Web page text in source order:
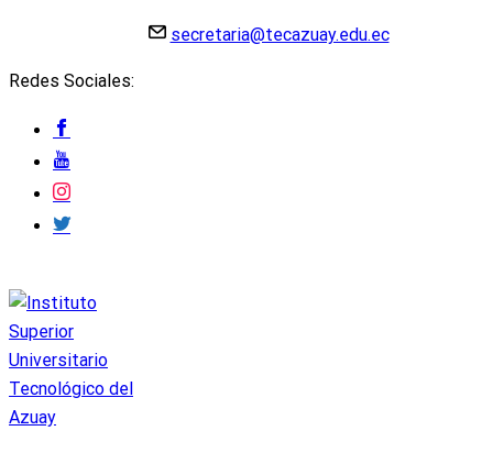
secretaria@tecazuay.edu.ec
Redes Sociales: